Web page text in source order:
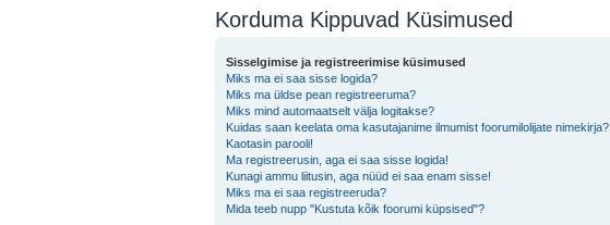
Korduma Kippuvad Küsimused
Sisselgimise ja registreerimise küsimused
Miks ma ei saa sisse logida?
Miks ma üldse pean registreeruma?
Miks mind automaatselt välja logitakse?
Kuidas saan keelata oma kasutajanime ilmumist foorumilolijate nimekirja?
Kaotasin parooli!
Ma registreerusin, aga ei saa sisse logida!
Kunagi ammu liitusin, aga nüüd ei saa enam sisse!
Miks ma ei saa registreeruda?
Mida teeb nupp "Kustuta kõik foorumi küpsised"?